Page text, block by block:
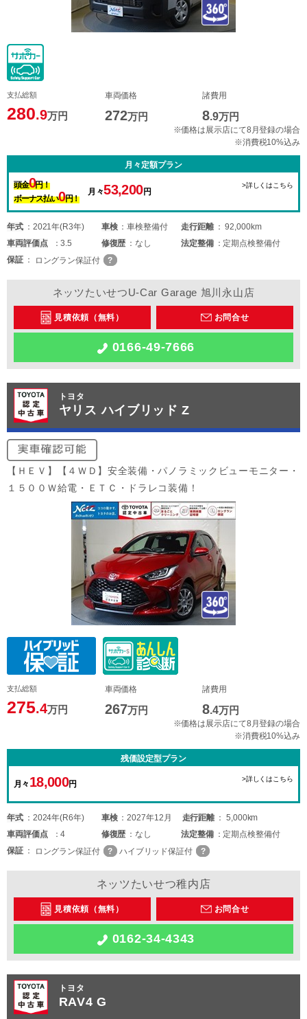
支払総額
280.9万円
車両価格
272万円
諸費用
8.9万円
※価格は展示店にて8月登録の場合
※消費税10%込み
月々定額プラン
頭金0円！
ボーナス払い0円！
月々53,200円
>詳しくはこちら
年式 2021年(R3年) 車検 車検整備付 走行距離
92,000km
車両評価点 3.5 修復歴 なし 法定整備
定期点検整備付
保証
ロングラン保証付
ネッツたいせつU-Car Garage 旭川永山店
見積依頼（無料） お問合せ
0166-49-7666
トヨタ
ヤリス ハイブリッド Z
【ＨＥＶ】【４ＷＤ】安全装備・パノラミックビューモニター・
１５００Ｗ給電・ＥＴＣ・ドラレコ装備！
支払総額
275.4万円
車両価格
267万円
諸費用
8.4万円
※価格は展示店にて8月登録の場合
※消費税10%込み
残価設定型プラン
月々 18,000円
>詳しくはこちら
年式 2024年(R6年) 車検 2027年12月 走行距離
5,000km
車両評価点 4 修復歴 なし 法定整備
定期点検整備付
保証
ロングラン保証付 ハイブリッド保証付
ネッツたいせつ稚内店
見積依頼（無料） お問合せ
0162-34-4343
トヨタ
RAV4 G